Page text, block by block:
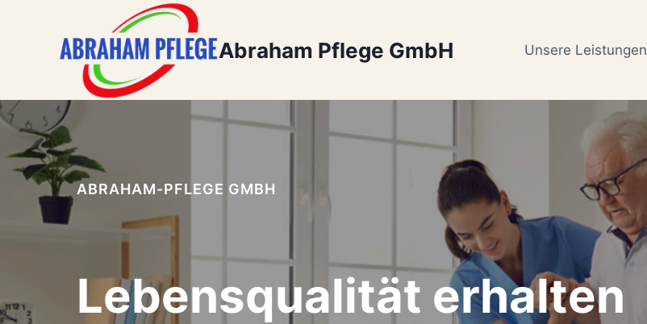
Abraham Pflege GmbH Unsere Leistungen
ABRAHAM-PFLEGE GMBH
Lebensqualität erhalten